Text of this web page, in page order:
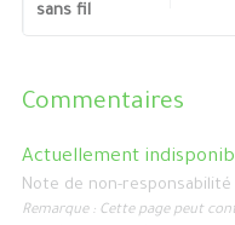
sans fil
Commentaires
Actuellement
Note de non-responsabilité
Remarque : Cette page peut